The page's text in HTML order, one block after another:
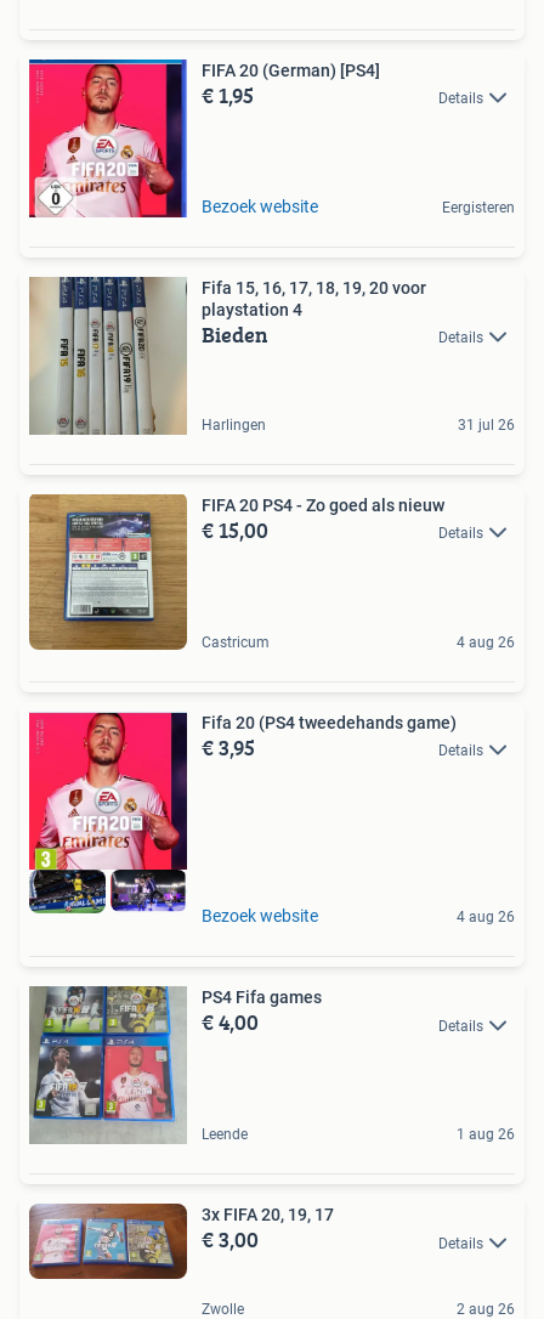
FIFA 20 (German) [PS4]
€ 1,95 Details
Bezoek website Eergisteren
Fifa 15, 16, 17, 18, 19, 20 voor
playstation 4
Bieden Details
Harlingen 31 jul 26
FIFA 20 PS4 - Zo goed als nieuw
€ 15,00 Details
Castricum 4 aug 26
Fifa 20 (PS4 tweedehands game)
€ 3,95 Details
Bezoek website 4 aug 26
PS4 Fifa games
€ 4,00 Details
Leende 1 aug 26
3x FIFA 20, 19, 17
€ 3,00 Details
Zwolle 2 aug 26